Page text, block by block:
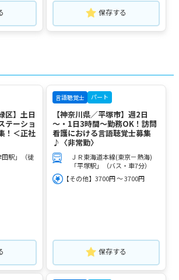
保存する
区】土日
テーショ
！＜正社
田駅」（徒
言語聴覚士 パート
【神奈川県／平塚市】週2日
～・1日3時間～勤務OK！訪問
看護における言語聴覚士募集
♪〈非常勤〉
ＪＲ東海道本線(東京－熱海)
「平塚駅」（バス・車7分）
【その他】3700円 ～ 3700円
保存する